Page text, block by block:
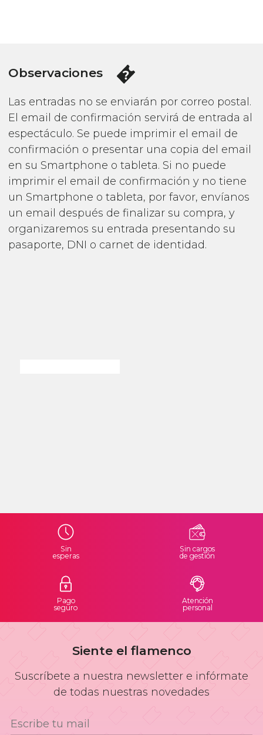
Observaciones
Las entradas no se enviarán por correo postal.
El email de confirmación servirá de entrada al
espectáculo. Se puede imprimir el email de
confirmación o presentar una copia del email
en su Smartphone o tableta. Si no puede
imprimir el email de confirmación y no tiene
un Smartphone o tableta, por favor, envíanos
un email después de finalizar su compra, y
organizaremos su entrada presentando su
pasaporte, DNI o carnet de identidad.
Sin
esperas
Sin cargos
de gestión
Pago
seguro
Atención
personal
Siente el flamenco
Suscríbete a nuestra newsletter e infórmate
de todas nuestras novedades